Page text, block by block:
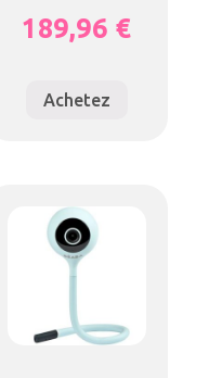
189,96 €
Achetez